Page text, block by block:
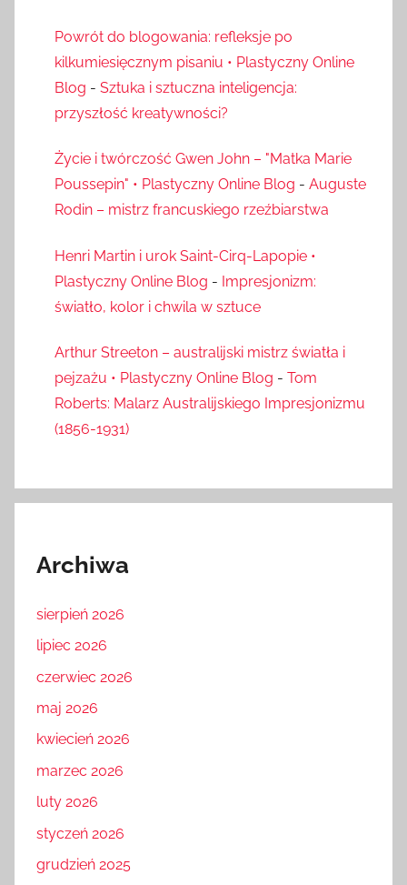
Powrót do blogowania: refleksje po
kilkumiesięcznym pisaniu • Plastyczny Online
Blog - Sztuka i sztuczna inteligencja:
przyszłość kreatywności?
Życie i twórczość Gwen John – "Matka Marie
Poussepin" • Plastyczny Online Blog - Auguste
Rodin – mistrz francuskiego rzeźbiarstwa
Henri Martin i urok Saint-Cirq-Lapopie •
Plastyczny Online Blog - Impresjonizm:
światło, kolor i chwila w sztuce
Arthur Streeton – australijski mistrz światła i
pejzażu • Plastyczny Online Blog - Tom
Roberts: Malarz Australijskiego Impresjonizmu
(1856-1931)
Archiwa
sierpień 2026
lipiec 2026
czerwiec 2026
maj 2026
kwiecień 2026
marzec 2026
luty 2026
styczeń 2026
grudzień 2025